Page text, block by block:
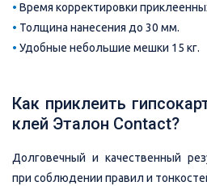
• Время корректировки
• Толщина нанесения до 30 мм.
• Удобные небольшие мешки 15 кг.
Как приклеить
клей Эталон Contact?
Долговечный и качественный
при соблюдении правил и